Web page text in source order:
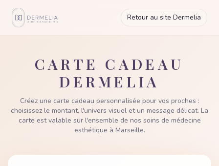
Retour au site Dermelia
CARTE CADEAU
DERMELIA
Créez une carte cadeau personnalisée pour vos proches :
choisissez le montant, l'univers visuel et un message délicat. La
carte est valable sur l'ensemble de nos soins de médecine
esthétique à Marseille.